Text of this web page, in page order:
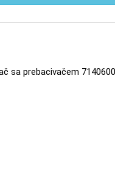
sa prebacivačem